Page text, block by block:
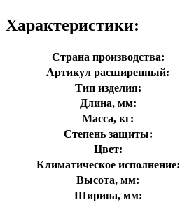
Характеристики:
Страна производства:
Артикул расширенный:
Тип изделия:
Длина, мм:
Масса, кг:
Степень защиты:
Цвет:
Климатическое исполнение:
Высота, мм:
Ширина, мм: